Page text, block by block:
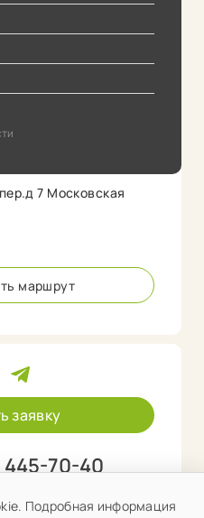
7 Московская
маршрут
заявку
70-40
Подробная информация